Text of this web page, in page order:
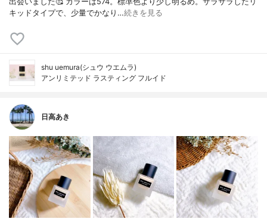
キッドタイプで、少量でかなり…続きを見る
shu uemura(シュウ ウエムラ)
アンリミテッド ラスティング フルイド
日高あき